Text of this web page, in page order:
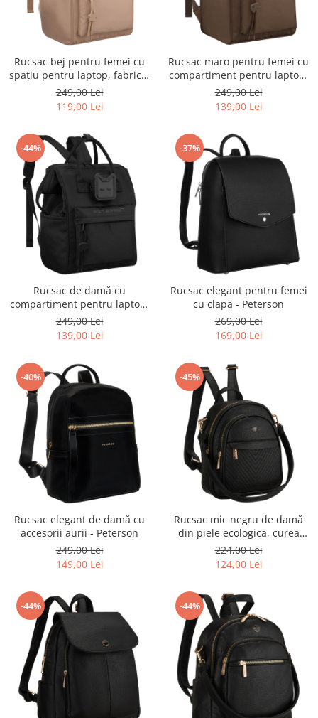
Rucsac bej pentru femei cu
spațiu pentru laptop, fabricat
din poliester, cu un singur
compartiment - Peterson
249,00 Lei
119,00 Lei
Rucsac maro pentru femei cu
compartiment pentru laptop,
confecționat din poliester și
închidere cu fermoar -
Peterson
249,00 Lei
139,00 Lei
-44%
Rucsac de damă cu
compartiment pentru laptop,
fabricat din poliester negru -
Peterson
249,00 Lei
139,00 Lei
-37%
Rucsac elegant pentru femei
cu clapă - Peterson
269,00 Lei
169,00 Lei
-40%
Rucsac elegant de damă cu
accesorii aurii - Peterson
249,00 Lei
149,00 Lei
-45%
Rucsac mic negru de damă
din piele ecologică, curea
elegantă de umăr, geantă 2 în
1 - Peterson
224,00 Lei
124,00 Lei
-44% -44%